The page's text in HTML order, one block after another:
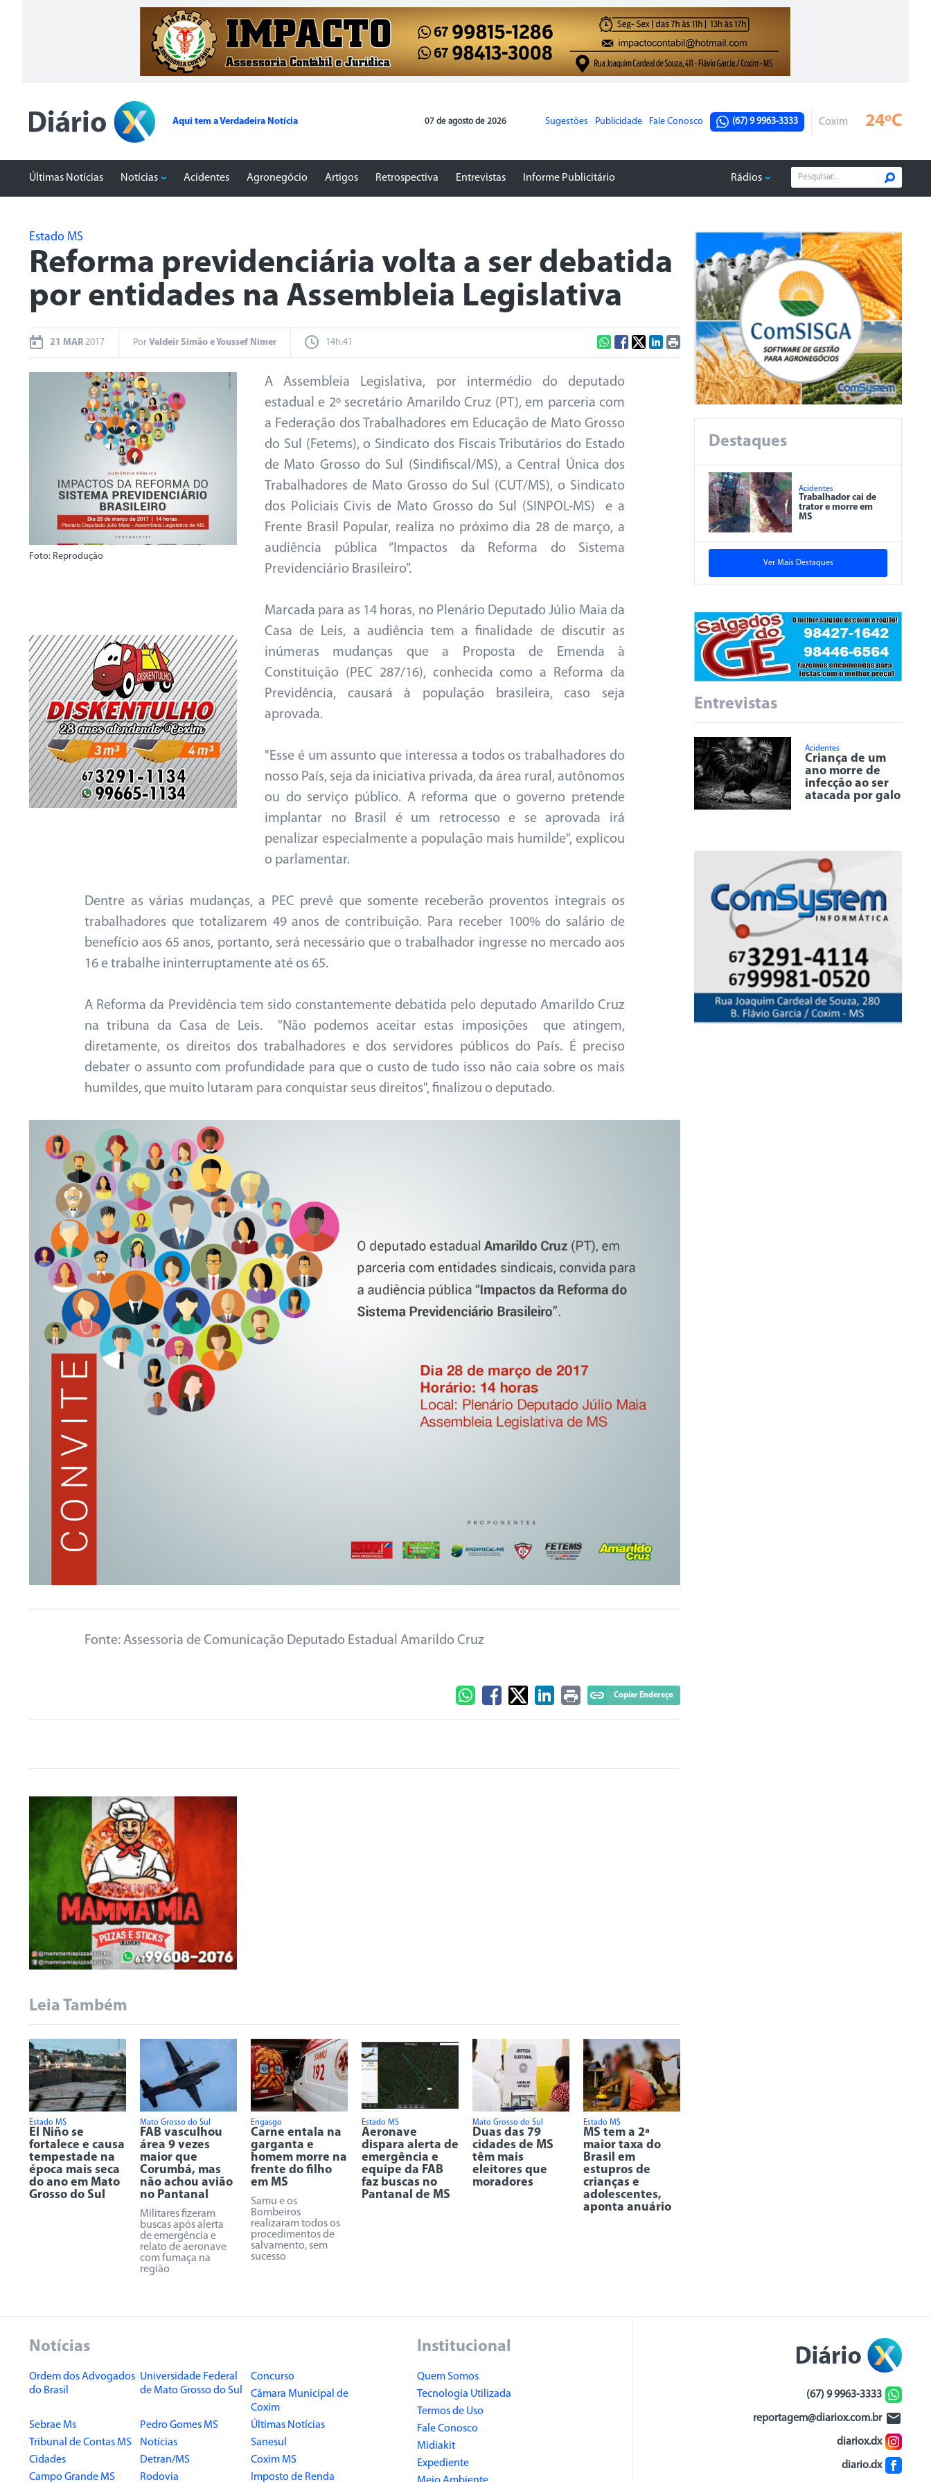
Aqui tem a Verdadeira Notícia 07 de agosto de 2026 Sugestões Publicidade Fale Conosco (67) 9 9963-3333 Coxim 24ºC
Últimas Notícias Notícias Acidentes Agronegócio Artigos Retrospectiva Entrevistas Informe Publicitário Rádios
Estado MS
Reforma previdenciária volta a ser debatida
por entidades na Assembleia Legislativa
21 MAR 2017 Por Valdeir Simão e Youssef Nimer 14h:41
Foto: Reprodução
A Assembleia Legislativa, por intermédio do deputado
estadual e 2º secretário Amarildo Cruz (PT), em parceria com
a Federação dos Trabalhadores em Educação de Mato Grosso
do Sul (Fetems), o Sindicato dos Fiscais Tributários do Estado
de Mato Grosso do Sul (Sindifiscal/MS), a Central Única dos
Trabalhadores de Mato Grosso do Sul (CUT/MS), o Sindicato
dos Policiais Civis de Mato Grosso do Sul (SINPOL-MS) e a
Frente Brasil Popular, realiza no próximo dia 28 de março, a
audiência pública “Impactos da Reforma do Sistema
Previdenciário Brasileiro”.
Marcada para as 14 horas, no Plenário Deputado Júlio Maia da
Casa de Leis, a audiência tem a finalidade de discutir as
inúmeras mudanças que a Proposta de Emenda à
Constituição (PEC 287/16), conhecida como a Reforma da
Previdência, causará à população brasileira, caso seja
aprovada.
"Esse é um assunto que interessa a todos os trabalhadores do
nosso País, seja da iniciativa privada, da área rural, autônomos
ou do serviço público. A reforma que o governo pretende
implantar no Brasil é um retrocesso e se aprovada irá
penalizar especialmente a população mais humilde", explicou
o parlamentar.
Dentre as várias mudanças, a PEC prevê que somente receberão proventos integrais os
trabalhadores que totalizarem 49 anos de contribuição. Para receber 100% do salário de
benefício aos 65 anos, portanto, será necessário que o trabalhador ingresse no mercado aos
16 e trabalhe ininterruptamente até os 65.
A Reforma da Previdência tem sido constantemente debatida pelo deputado Amarildo Cruz
na tribuna da Casa de Leis. "Não podemos aceitar estas imposições que atingem,
diretamente, os direitos dos trabalhadores e dos servidores públicos do País. É preciso
debater o assunto com profundidade para que o custo de tudo isso não caia sobre os mais
humildes, que muito lutaram para conquistar seus direitos", finalizou o deputado.
Fonte: Assessoria de Comunicação Deputado Estadual Amarildo Cruz
Copiar Endereço
Leia Também
Estado MS
El Niño se
fortalece e causa
tempestade na
época mais seca
do ano em Mato
Grosso do Sul
Mato Grosso do Sul
FAB vasculhou
área 9 vezes
maior que
Corumbá, mas
não achou avião
no Pantanal
Militares fizeram
buscas após alerta
de emergência e
relato de aeronave
com fumaça na
região
Engasgo
Carne entala na
garganta e
homem morre na
frente do filho
em MS
Samu e os
Bombeiros
realizaram todos os
procedimentos de
salvamento, sem
sucesso
Estado MS
Aeronave
dispara alerta de
emergência e
equipe da FAB
faz buscas no
Pantanal de MS
Mato Grosso do Sul
Duas das 79
cidades de MS
têm mais
eleitores que
moradores
Estado MS
MS tem a 2ª
maior taxa do
Brasil em
estupros de
crianças e
adolescentes,
aponta anuário
Destaques
Acidentes
Trabalhador cai de
trator e morre em
MS
Ver Mais Destaques
Entrevistas
Acidentes
Criança de um
ano morre de
infecção ao ser
atacada por galo
Notícias
Ordem dos Advogados
do Brasil
Universidade Federal
de Mato Grosso do Sul
Concurso
Câmara Municipal de
Coxim
Sebrae Ms
Pedro Gomes MS
Últimas Notícias
Tribunal de Contas MS
Notícias
Sanesul
Cidades
Detran/MS
Coxim MS
Campo Grande MS
Rodovia Imposto de Renda
Institucional
Quem Somos
Tecnologia Utilizada
Termos de Uso
Fale Conosco
Midiakit
Expediente
(67) 9 9963-3333
reportagem@diariox.com.br
diariox.dx
diario.dx